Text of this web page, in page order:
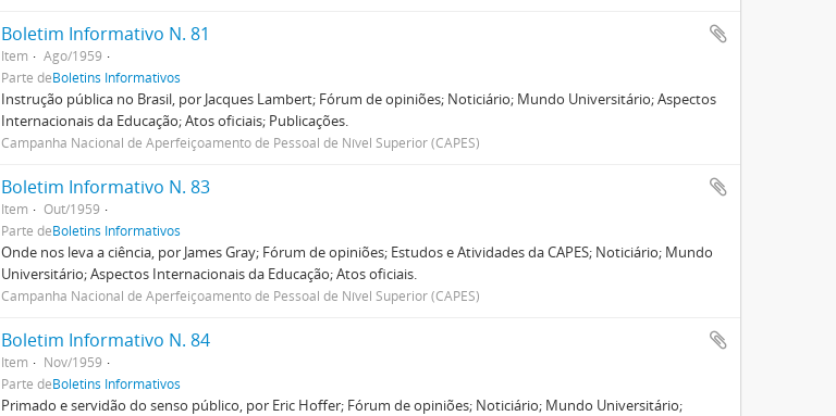
Boletim Informativo N. 81
Item
Ago/1959
Parte deBoletins Informativos
Instrução pública no Brasil, por Jacques Lambert; Fórum de opiniões; Noticiário; Mundo Universitário; Aspectos
Internacionais da Educação; Atos oficiais; Publicações.
Campanha Nacional de Aperfeiçoamento de Pessoal de Nível Superior (CAPES)
Boletim Informativo N. 83
Item
Out/1959
Parte deBoletins Informativos
Onde nos leva a ciência, por James Gray; Fórum de opiniões; Estudos e Atividades da CAPES; Noticiário; Mundo
Universitário; Aspectos Internacionais da Educação; Atos oficiais.
Campanha Nacional de Aperfeiçoamento de Pessoal de Nível Superior (CAPES)
Boletim Informativo N. 84
Item
Nov/1959
Parte deBoletins Informativos
Primado e servidão do senso público, por Eric Hoffer; Fórum de opiniões; Noticiário; Mundo Universitário;